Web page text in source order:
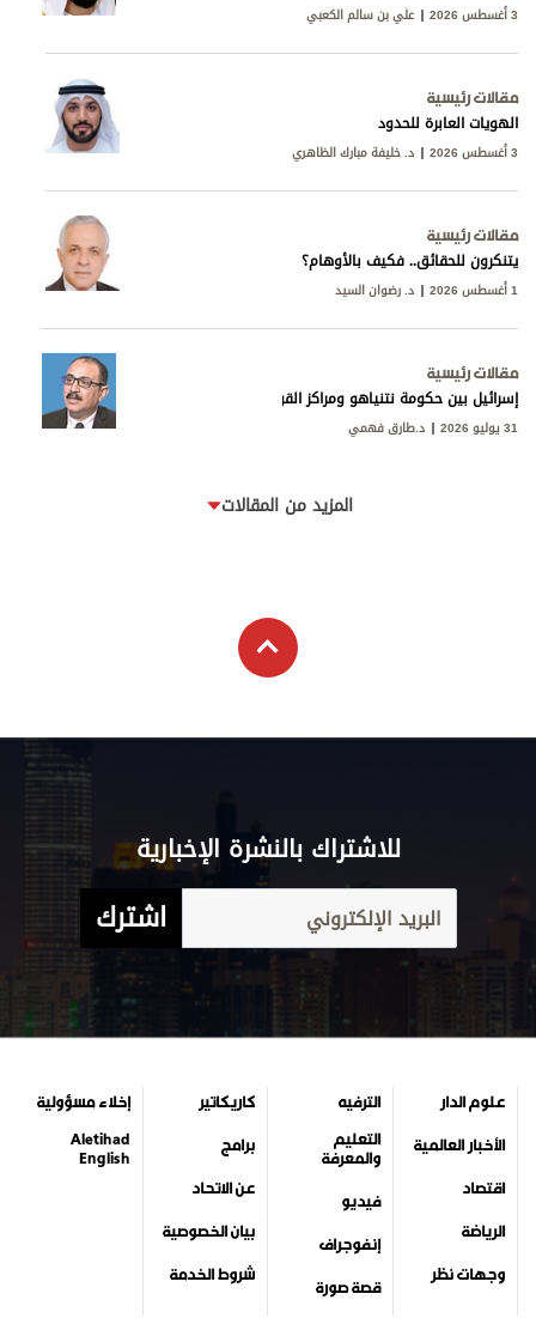
3 أغسطس 2026 علي بن سالم الكعبي
مقالات رئيسية
الهويات العابرة للحدود
3 أغسطس 2026 د. خليفة مبارك الظاهري
مقالات رئيسية
يتنكرون للحقائق.. فكيف بالأوهام؟
1 أغسطس 2026 د. رضوان السيد
مقالات رئيسية
إسرائيل بين حكومة نتنياهو ومراكز القوى
31 يوليو 2026 د.طارق فهمي
المزيد من المقالات
للاشتراك بالنشرة الإخبارية
اشترك
علوم الدار
الأخبار العالمية
اقتصاد
الرياضة
وجهات نظر
الترفيه
التعليم
والمعرفة
فيديو
إنفوجراف
قصة صورة
كاريكاتير
برامج
عن الاتحاد
بيان الخصوصية
شروط الخدمة
إخلاء مسؤولية
Aletihad
English